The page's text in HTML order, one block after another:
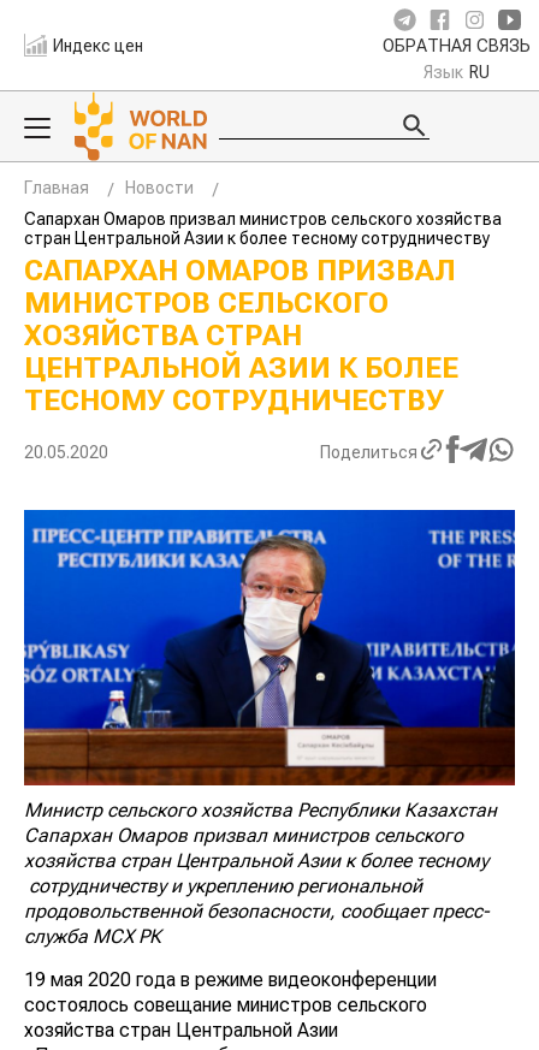
Индекс цен ОБРАТНАЯ СВЯЗЬ
Язык RU
Главная
Новости
Сапархан Омаров призвал министров сельского хозяйства
стран Центральной Азии к более тесному сотрудничеству
САПАРХАН ОМАРОВ ПРИЗВАЛ
МИНИСТРОВ СЕЛЬСКОГО
ХОЗЯЙСТВА СТРАН
ЦЕНТРАЛЬНОЙ АЗИИ К БОЛЕЕ
ТЕСНОМУ СОТРУДНИЧЕСТВУ
20.05.2020 Поделиться
Министр сельского хозяйства Республики Казахстан
Сапархан Омаров призвал министров сельского
хозяйства стран Центральной Азии к более тесному
сотрудничеству и укреплению региональной
продовольственной безопасности, сообщает пресс-
служба МСХ РК
19 мая 2020 года в режиме видеоконференции
состоялось совещание министров сельского
хозяйства стран Центральной Азии